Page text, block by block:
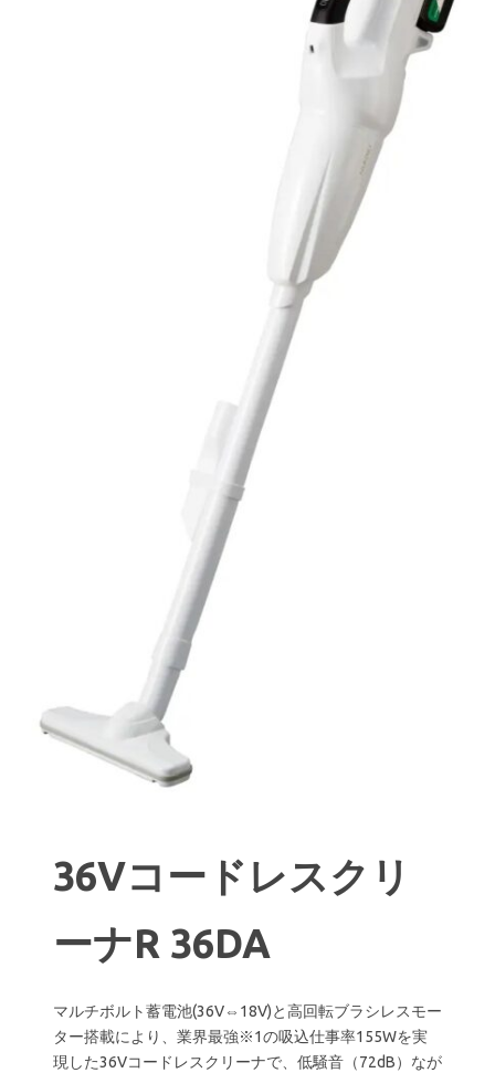
36Vコードレスクリ
ーナR 36DA
マルチボルト蓄電池(36V⇔18V)と高回転ブラシレスモー
ター搭載により、業界最強※1の吸込仕事率155Wを実
現した36Vコードレスクリーナで、低騒音（72dB）なが